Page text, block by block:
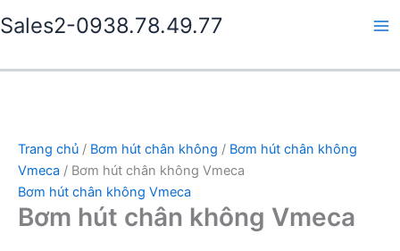
tới
dung
Sales2-0938.78.49.77
Trang chủ / Bơm hút chân không / Bơm hút chân không
Vmeca / Bơm hút chân không Vmeca
Bơm hút chân không Vmeca
Bơm hút chân không Vmeca